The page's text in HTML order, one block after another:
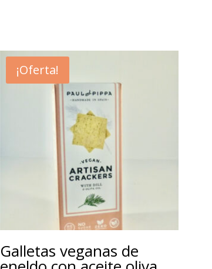
¡Oferta!
Galletas veganas de